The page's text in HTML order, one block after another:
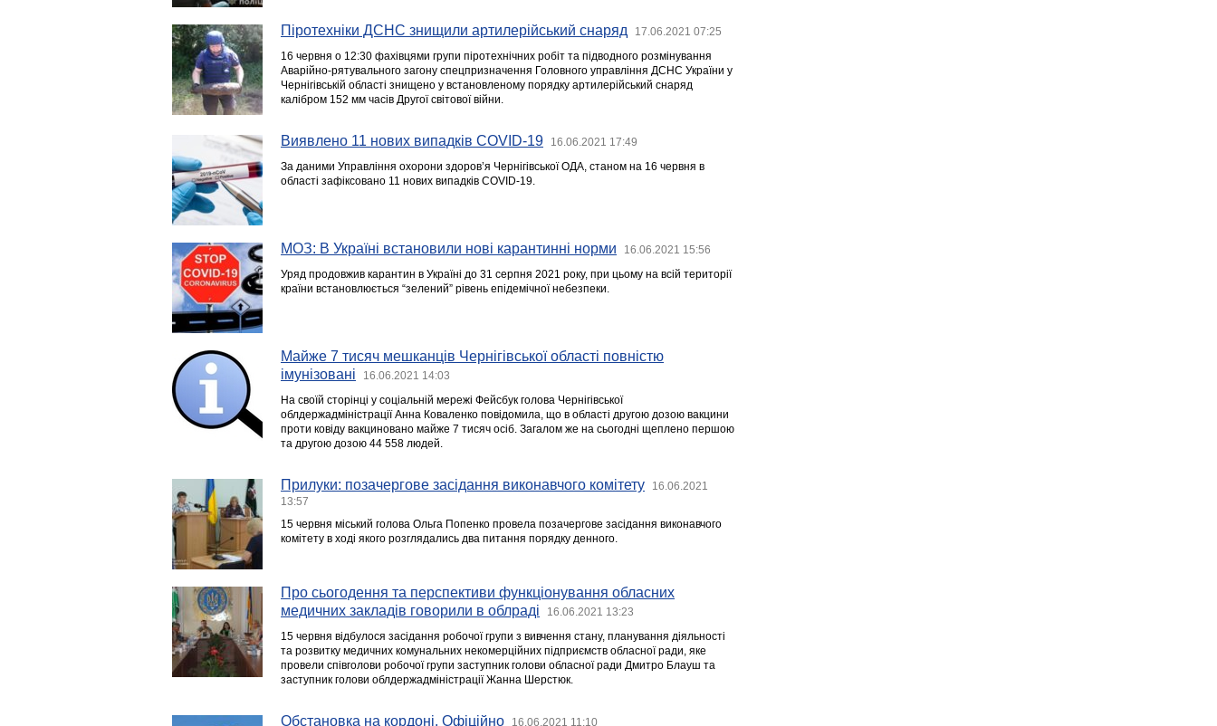
Піротехніки ДСНС знищили артилерійський снаряд 17.06.2021 07:25
16 червня о 12:30 фахівцями групи піротехнічних робіт та підводного розмінування
Аварійно-рятувального загону спецпризначення Головного управління ДСНС України у
Чернігівській області знищено у встановленому порядку артилерійський снаряд
калібром 152 мм часів Другої світової війни.
Виявлено 11 нових випадків COVID-19 16.06.2021 17:49
За даними Управління охорони здоров’я Чернігівської ОДА, станом на 16 червня в
області зафіксовано 11 нових випадків COVID-19.
МОЗ: В Україні встановили нові карантинні норми 16.06.2021 15:56
Уряд продовжив карантин в Україні до 31 серпня 2021 року, при цьому на всій території
країни встановлюється “зелений” рівень епідемічної небезпеки.
Майже 7 тисяч мешканців Чернігівської області повністю
імунізовані
16.06.2021 14:03
На своїй сторінці у соціальній мережі Фейсбук голова Чернігівської
облдержадміністрації Анна Коваленко повідомила, що в області другою дозою вакцини
проти ковіду вакциновано майже 7 тисяч осіб. Загалом же на сьогодні щеплено першою
та другою дозою 44 558 людей.
Прилуки: позачергове засідання виконавчого комітету
16.06.2021
13:57
15 червня міський голова Ольга Попенко провела позачергове засідання виконавчого
комітету в ході якого розглядались два питання порядку денного.
Про сьогодення та перспективи функціонування обласних
медичних закладів говорили в облраді
16.06.2021 13:23
15 червня відбулося засідання робочої групи з вивчення стану, планування діяльності
та розвитку медичних комунальних некомерційних підприємств обласної ради, яке
провели співголови робочої групи заступник голови обласної ради Дмитро Блауш та
заступник голови облдержадміністрації Жанна Шерстюк.
Обстановка на кордоні. Офіційно 16.06.2021 11:10